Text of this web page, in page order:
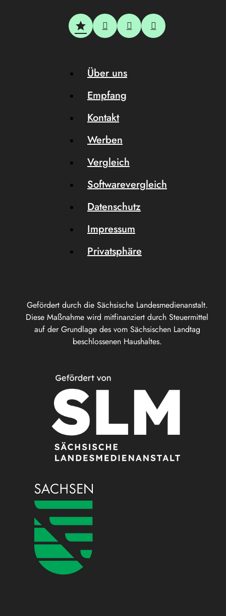
Gefördert durch die Sächsische Landesmedienanstalt.
Diese Maßnahme wird mitfinanziert durch Steuermittel
auf der Grundlage des vom Sächsischen Landtag
beschlossenen Haushaltes.
Über uns
Empfang
Kontakt
Werben
Vergleich
Softwarevergleich
Datenschutz
Impressum
Privatsphäre